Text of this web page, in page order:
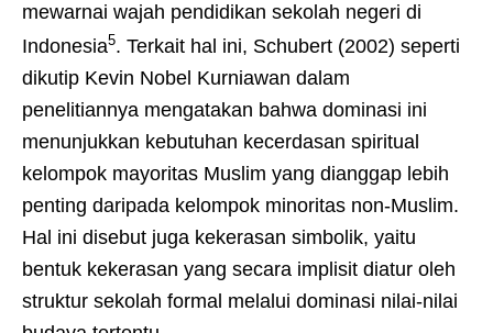
mewarnai wajah pendidikan sekolah negeri di
Indonesia5. Terkait hal ini, Schubert (2002) seperti
dikutip Kevin Nobel Kurniawan dalam
penelitiannya mengatakan bahwa dominasi ini
menunjukkan kebutuhan kecerdasan spiritual
kelompok mayoritas Muslim yang dianggap lebih
penting daripada kelompok minoritas non-Muslim.
Hal ini disebut juga kekerasan simbolik, yaitu
bentuk kekerasan yang secara implisit diatur oleh
struktur sekolah formal melalui dominasi nilai-nilai